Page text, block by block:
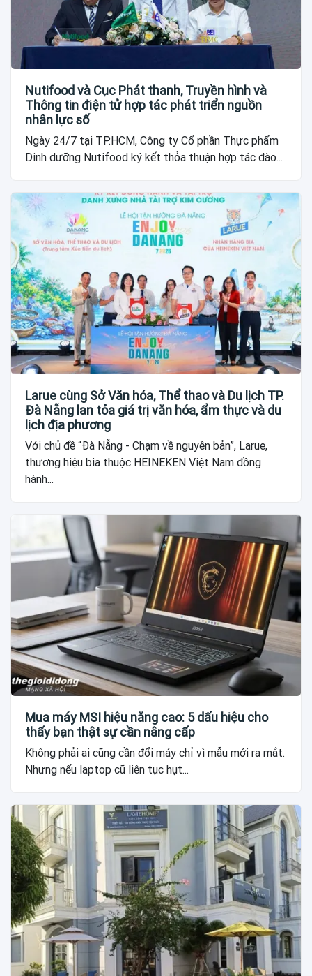
Nutifood và Cục Phát thanh, Truyền hình và
Thông tin điện tử hợp tác phát triển nguồn
nhân lực số
Ngày 24/7 tại TP.HCM, Công ty Cổ phần Thực phẩm
Dinh dưỡng Nutifood ký kết thỏa thuận hợp tác đào...
Larue cùng Sở Văn hóa, Thể thao và Du lịch TP.
Đà Nẵng lan tỏa giá trị văn hóa, ẩm thực và du
lịch địa phương
Với chủ đề “Đà Nẵng - Chạm về nguyên bản”, Larue,
thương hiệu bia thuộc HEINEKEN Việt Nam đồng
hành...
Mua máy MSI hiệu năng cao: 5 dấu hiệu cho
thấy bạn thật sự cần nâng cấp
Không phải ai cũng cần đổi máy chỉ vì mẫu mới ra mắt.
Nhưng nếu laptop cũ liên tục hụt...